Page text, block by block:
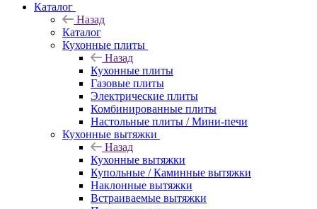
Каталог
Назад
Каталог
Кухонные плиты
Назад
Кухонные плиты
Газовые плиты
Электрические плиты
Комбинированные плиты
Настольные плиты / Мини-печи
Кухонные вытяжки
Назад
Кухонные вытяжки
Купольные / Каминные вытяжки
Наклонные вытяжки
Встраиваемые вытяжки